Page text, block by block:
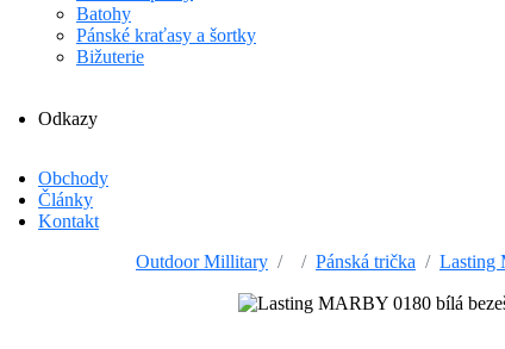
Batohy
Pánské kraťasy a šortky
Bižuterie
Odkazy
Obchody
Články
Kontakt
Outdoor Millitary
Pánská trička Lasting